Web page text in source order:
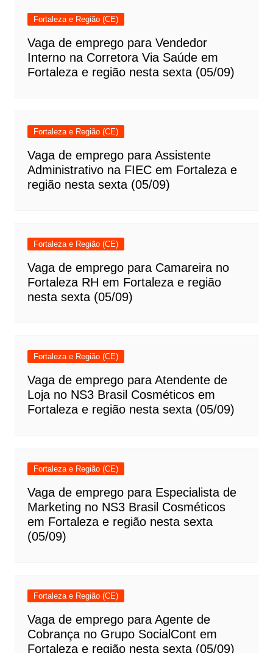
Fortaleza e Região (CE)
Vaga de emprego para Vendedor
Interno na Corretora Via Saúde em
Fortaleza e região nesta sexta (05/09)
Fortaleza e Região (CE)
Vaga de emprego para Assistente
Administrativo na FIEC em Fortaleza e
região nesta sexta (05/09)
Fortaleza e Região (CE)
Vaga de emprego para Camareira no
Fortaleza RH em Fortaleza e região
nesta sexta (05/09)
Fortaleza e Região (CE)
Vaga de emprego para Atendente de
Loja no NS3 Brasil Cosméticos em
Fortaleza e região nesta sexta (05/09)
Fortaleza e Região (CE)
Vaga de emprego para Especialista de
Marketing no NS3 Brasil Cosméticos
em Fortaleza e região nesta sexta
(05/09)
Fortaleza e Região (CE)
Vaga de emprego para Agente de
Cobrança no Grupo SocialCont em
Fortaleza e região nesta sexta (05/09)